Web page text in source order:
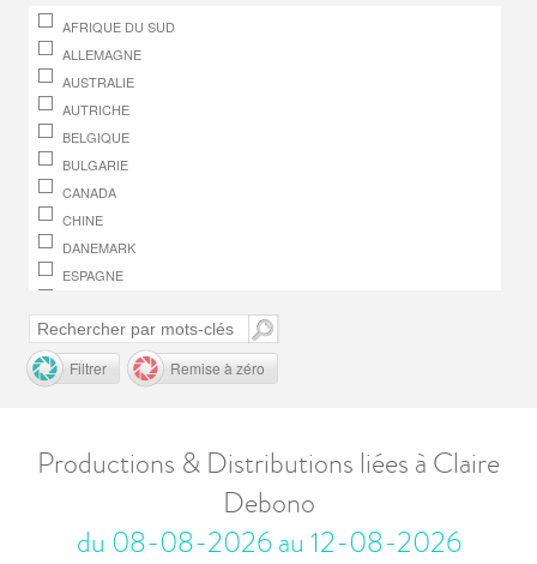
AFRIQUE DU SUD
ALLEMAGNE
AUSTRALIE
AUTRICHE
BELGIQUE
BULGARIE
CANADA
CHINE
DANEMARK
ESPAGNE
FRANCE
GRÈCE
HONGRIE
JAPON
MONACO
Filtrer Remise à zéro
Productions & Distributions liées à Claire
Debono
du 08-08-2026 au 12-08-2026